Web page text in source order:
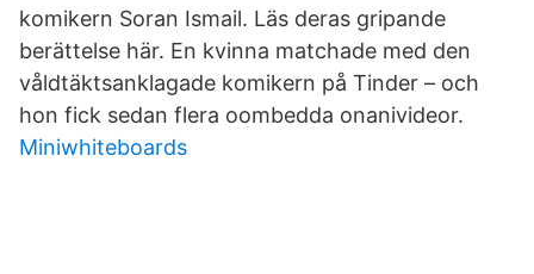
komikern Soran Ismail. Läs deras gripande
berättelse här. En kvinna matchade med den
våldtäktsanklagade komikern på Tinder – och
hon fick sedan flera oombedda onanivideor.
Miniwhiteboards